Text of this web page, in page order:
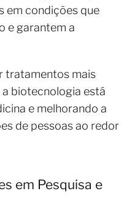
em condições que
e garantem a
tratamentos mais
biotecnologia está
e melhorando a
de pessoas ao redor
em Pesquisa e